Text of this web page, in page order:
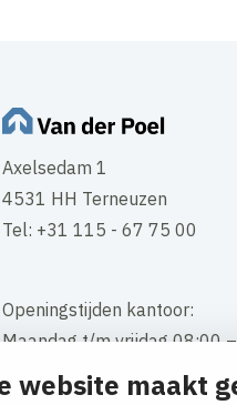
website maakt
Axelsedam 1
4531 HH Terneuzen
Tel: +31 115 - 67 75 00
Openingstijden kantoor:
Maandag t/m vrijdag 08:00
Contact